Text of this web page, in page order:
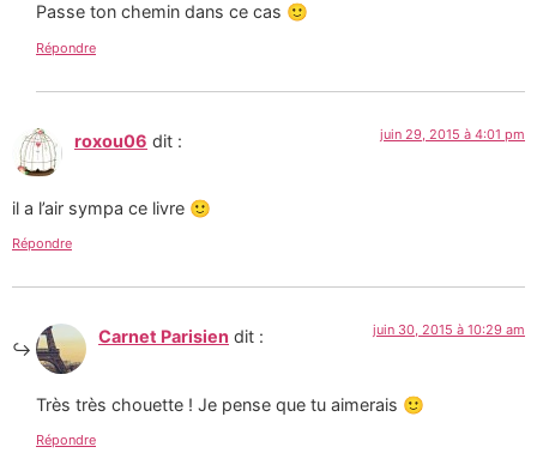
Passe ton chemin dans ce cas 🙂
Répondre
roxou06 dit : juin 29, 2015 à 4:01 pm
il a l’air sympa ce livre 🙂
Répondre
Carnet Parisien dit : juin 30, 2015 à 10:29 am
Très très chouette ! Je pense que tu aimerais 🙂
Répondre